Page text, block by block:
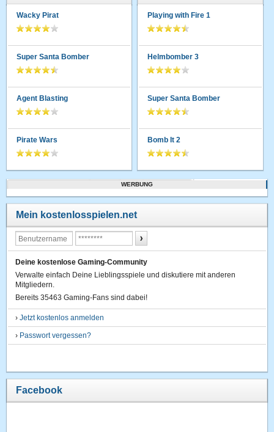
Wacky Pirat
Super Santa Bomber
Agent Blasting
Pirate Wars
Playing with Fire 1
Helmbomber 3
Super Santa Bomber
Bomb It 2
WERBUNG
Mein kostenlosspielen.net
Deine kostenlose Gaming-Community
Verwalte einfach Deine Lieblingsspiele und diskutiere mit anderen
Mitgliedern.
Bereits 35463 Gaming-Fans sind dabei!
›Jetzt kostenlos anmelden
› Passwort vergessen?
Facebook